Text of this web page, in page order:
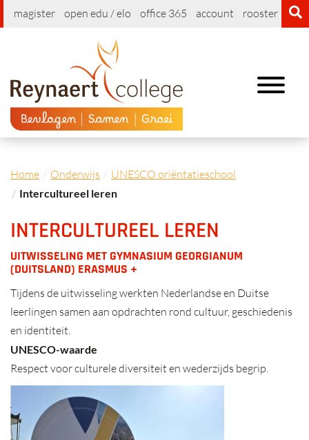
magister open edu / elo office 365 account rooster
Toggle
Home Onderwijs UNESCO oriëntatieschool
Intercultureel leren
INTERCULTUREEL LEREN
UITWISSELING MET GYMNASIUM GEORGIANUM
(DUITSLAND) ERASMUS +
Tijdens de uitwisseling werkten Nederlandse en Duitse
leerlingen samen aan opdrachten rond cultuur, geschiedenis
en identiteit.
UNESCO-waarde
Respect voor culturele diversiteit en wederzijds begrip.